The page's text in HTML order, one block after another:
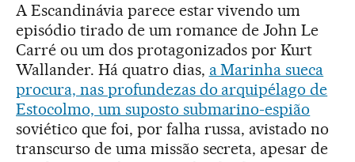
A Escandinávia parece estar vivendo um
episódio tirado de um romance de John Le
Carré ou um dos protagonizados por Kurt
Wallander. Há quatro dias, a Marinha sueca
procura, nas profundezas do arquipélago de
Estocolmo, um suposto submarino-espião
soviético que foi, por falha russa, avistado no
transcurso de uma missão secreta, apesar de